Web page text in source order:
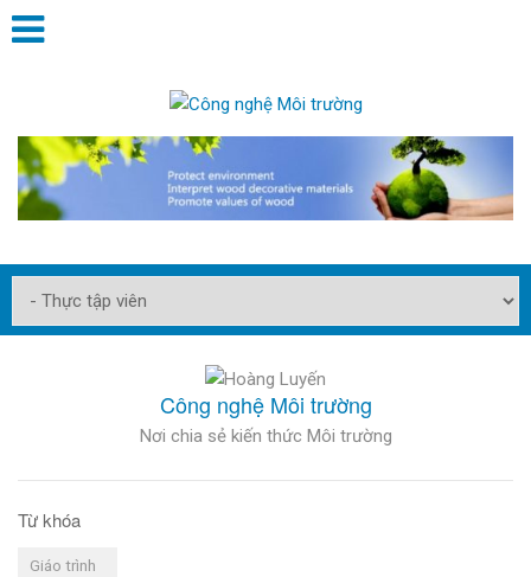
Công nghệ Môi trường
Nơi chia sẻ kiến thức Môi trường
Từ khóa
Giáo trình